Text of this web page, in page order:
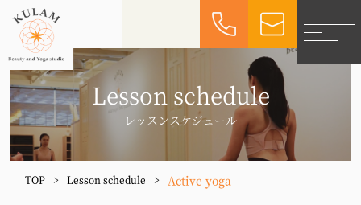
Lesson schedule
レッスンスケジュール
TOP > Lesson schedule > Active yoga